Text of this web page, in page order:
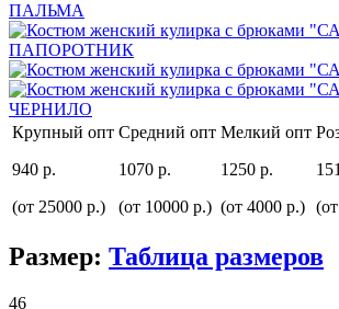
Крупный опт
940 р.
(от 25000 р.)
Средний опт
1070 р.
(от 10000 р.)
Мелкий опт
1250 р.
(от 4000 р.)
Размер: Таблица размеров
46